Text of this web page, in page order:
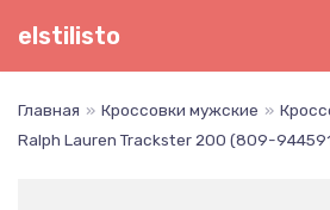
Перейти
elstilisto
Главная » Кроссовки мужские »
Ralph Lauren Trackster 200 (809-